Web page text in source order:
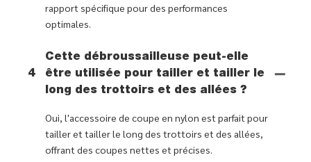
rapport spécifique pour des performances
optimales.
4
Cette débroussailleuse peut-elle
être utilisée pour tailler et tailler le
long des trottoirs et des allées ?
Oui, l'accessoire de coupe en nylon est parfait pour
tailler et tailler le long des trottoirs et des allées,
offrant des coupes nettes et précises.